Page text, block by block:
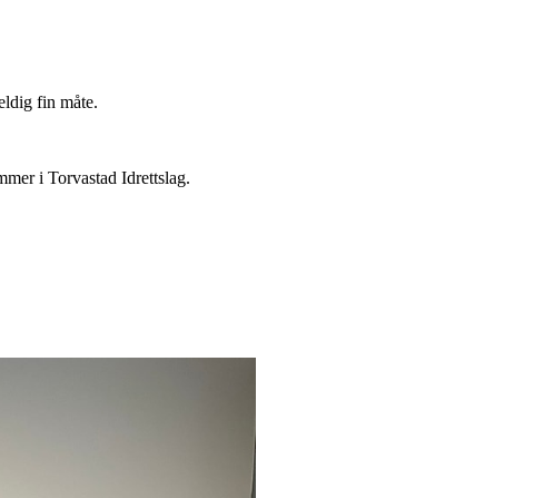
fin måte.
i Torvastad Idrettslag.